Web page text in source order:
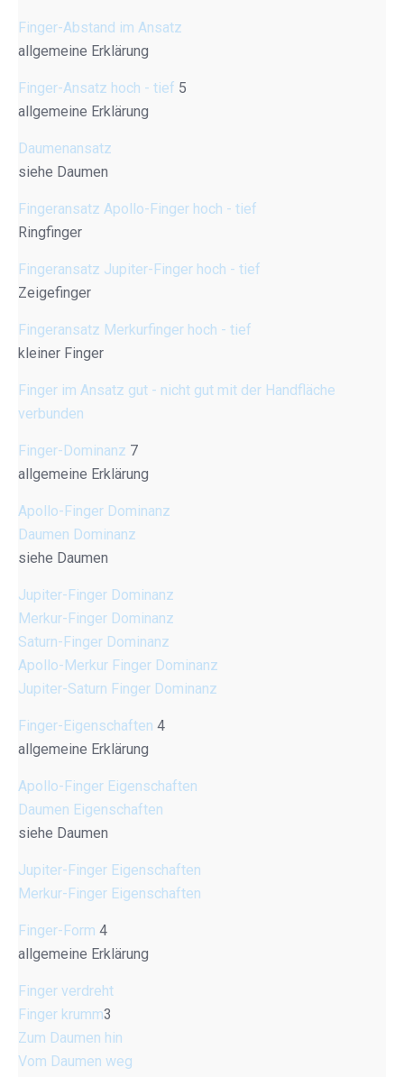
Finger-Abstand im Ansatz
allgemeine Erklärung
Finger-Ansatz hoch - tief 5
allgemeine Erklärung
Daumenansatz
siehe Daumen
Fingeransatz Apollo-Finger hoch - tief
Ringfinger
Fingeransatz Jupiter-Finger hoch - tief
Zeigefinger
Fingeransatz Merkurfinger hoch - tief
kleiner Finger
Finger im Ansatz gut - nicht gut mit der Handfläche
verbunden
Finger-Dominanz 7
allgemeine Erklärung
Apollo-Finger Dominanz
Daumen Dominanz
siehe Daumen
Jupiter-Finger Dominanz
Merkur-Finger Dominanz
Saturn-Finger Dominanz
Apollo-Merkur Finger Dominanz
Jupiter-Saturn Finger Dominanz
Finger-Eigenschaften 4
allgemeine Erklärung
Apollo-Finger Eigenschaften
Daumen Eigenschaften
siehe Daumen
Jupiter-Finger Eigenschaften
Merkur-Finger Eigenschaften
Finger-Form 4
allgemeine Erklärung
Finger verdreht
Finger krumm3
Zum Daumen hin
Vom Daumen weg